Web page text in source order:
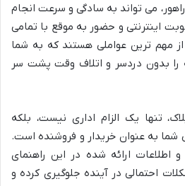
می تواند به سادگی و سرعت انجام
اینترنتی و حضور به موقع با تمامی
مهم ترین عواملی هستند که به شما
را بدون دردسر و اتلاف وقت پشت سر
تنها یک الزام اداری نیست، بلکه
به عنوان خریدار و فروشنده است.
اطلاعات ارائه شده در این راهنمای
احتمالی در آینده جلوگیری کرده و